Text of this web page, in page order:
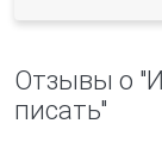
Отзывы о
писать"